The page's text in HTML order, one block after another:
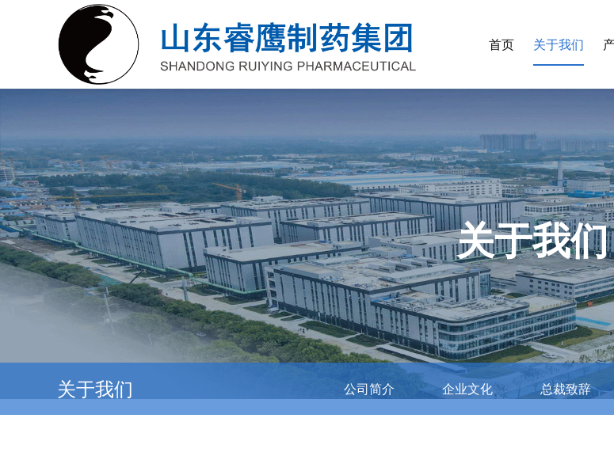
首页 关于我们
关于我们
关于我们 公司简介 企业文化 总裁致辞